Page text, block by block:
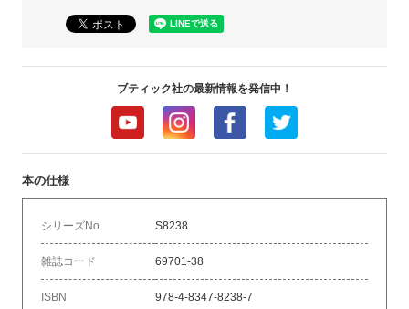
ブティック社の最新情報を発信中！
本の仕様
シリーズNo S8238
雑誌コード 69701-38
ISBN 978-4-8347-8238-7